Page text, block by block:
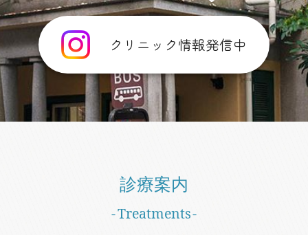
クリニック情報発信中
診療案内
Treatments